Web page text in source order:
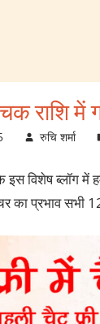
राशि में
रुचि शर्मा
विशेष ब्लॉग में
का प्रभाव सभी